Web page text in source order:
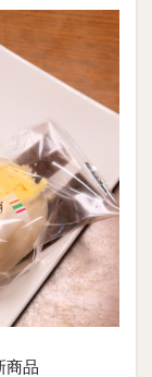
商品